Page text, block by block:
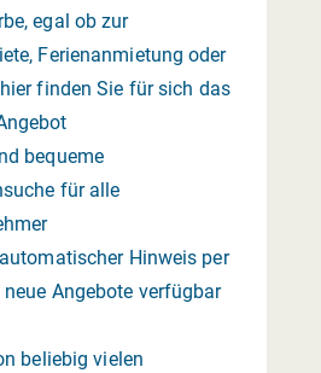
egal ob zur
Ferienanmietung oder
finden Sie für sich das
bequeme
für alle
Hinweis per
Angebote verfügbar
beliebig vielen